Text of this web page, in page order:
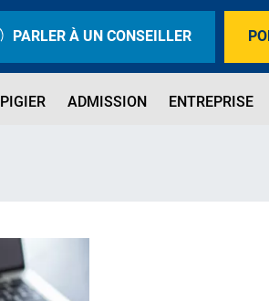
PARLER À UN CONSEILLER
PIGIER ADMISSION ENTREPRISE